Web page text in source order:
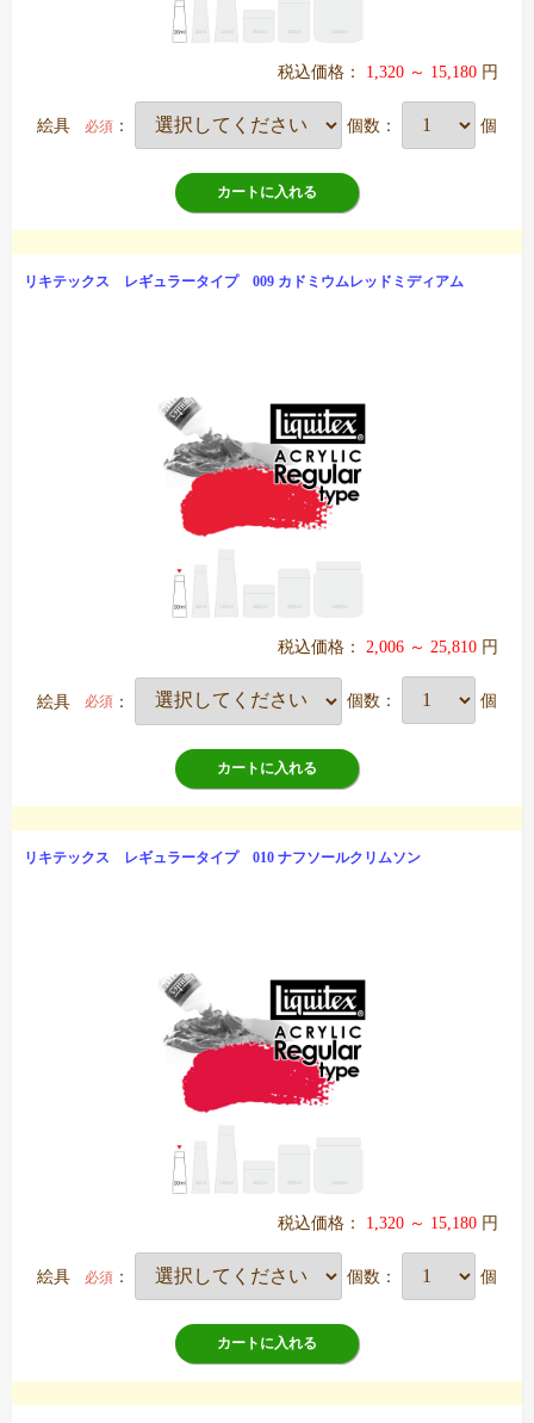
税込価格： 1,320 ～ 15,180 円
絵具 必須 ： 個数： 個
カートに入れる
リキテックス レギュラータイプ 009 カドミウムレッドミディアム
税込価格： 2,006 ～ 25,810 円
絵具 必須 ： 個数： 個
カートに入れる
リキテックス レギュラータイプ 010 ナフソールクリムソン
税込価格： 1,320 ～ 15,180 円
絵具 必須 ： 個数： 個
カートに入れる